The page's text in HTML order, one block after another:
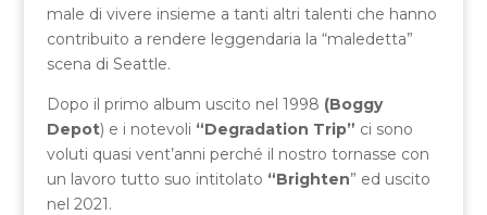
male di vivere insieme a tanti altri talenti che hanno
contribuito a rendere leggendaria la “maledetta”
scena di Seattle.
Dopo il primo album uscito nel 1998 (Boggy
Depot) e i notevoli “Degradation Trip” ci sono
voluti quasi vent’anni perché il nostro tornasse con
un lavoro tutto suo intitolato “Brighten” ed uscito
nel 2021.